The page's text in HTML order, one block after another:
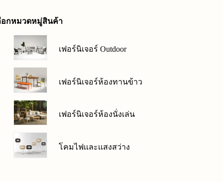
อกหมวดหมู่สินค้า
เฟอร์นิเจอร์ Outdoor
เฟอร์นิเจอร์ห้องทานข้าว
เฟอร์นิเจอร์ห้องนั่งเล่น
โคมไฟเเละเเสงสว่าง